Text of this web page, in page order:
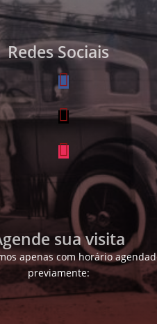
Redes Sociais
sua visita
apenas com horário
previamente: